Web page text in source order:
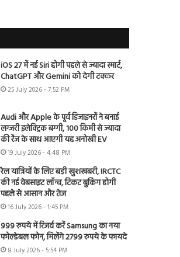
iOS 27 में नई Siri होगी पहले से ज्यादा स्मार्ट,
ChatGPT और Gemini को देगी टक्कर
25 July 2026 - 7:52 PM
Audi और Apple के पूर्व डिजाइनरों ने बनाई
लग्जरी इलेक्ट्रिक बग्गी, 100 किमी से ज्यादा
की रेंज के साथ आएगी यह अनोखी EV
19 July 2026 - 4:48 PM
रेल यात्रियों के लिए बड़ी खुशखबरी, IRCTC
की नई वेबसाइट लॉन्च, टिकट बुकिंग होगी
पहले से आसान और तेज
16 July 2026 - 1:45 PM
999 रुपये में रिजर्व करें Samsung का नया
फोल्डेबल फोन, मिलेंगे 2799 रुपये के फायदे
8 July 2026 - 5:54 PM